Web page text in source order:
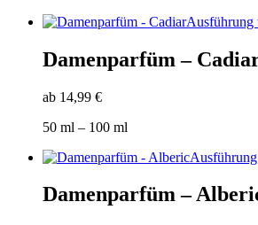
Ausführung
Damenparfüm –
ab 14,99 €
50 ml – 100 ml
Damenparfüm –